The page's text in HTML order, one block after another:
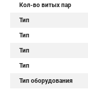
Кол-во витых пар
Тип
Тип
Тип
Тип
Тип оборудования